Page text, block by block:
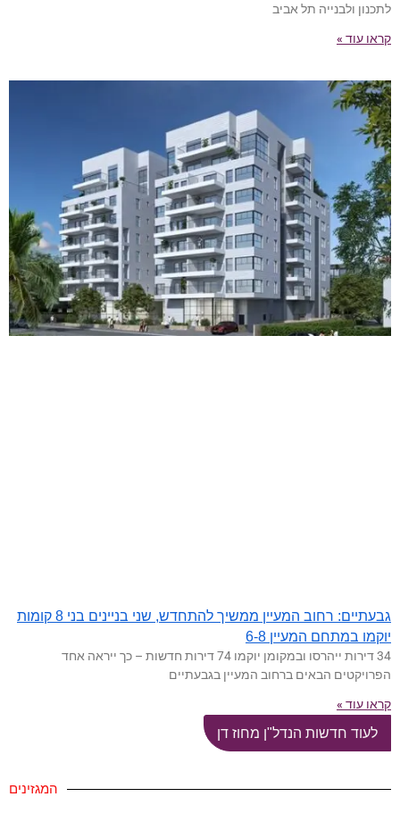
לתכנון ולבנייה תל אביב
קראו עוד »
גבעתיים: רחוב המעיין ממשיך להתחדש, שני בניינים בני 8 קומות
יוקמו במתחם המעיין 6-8
34 דירות ייהרסו ובמקומן יוקמו 74 דירות חדשות – כך ייראה אחד
הפרויקטים הבאים ברחוב המעיין בגבעתיים
קראו עוד »
לעוד חדשות הנדל"ן מחוז דן
המגזינים